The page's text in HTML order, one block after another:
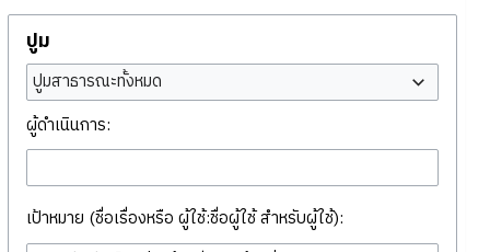
ปูม
ปูมสาธารณะทั้งหมด
ผู้ดำเนินการ:
เป้าหมาย (ชื่อเรื่องหรือ ผู้ใช้:ชื่อผู้ใช้ สำหรับผู้ใช้):